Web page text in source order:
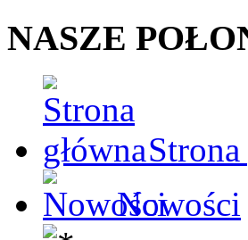
NASZE
Strona
Nowości